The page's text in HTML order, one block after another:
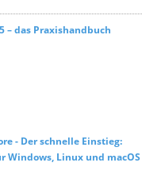
– das Praxishandbuch
- Der schnelle Einstieg:
Linux und macOS